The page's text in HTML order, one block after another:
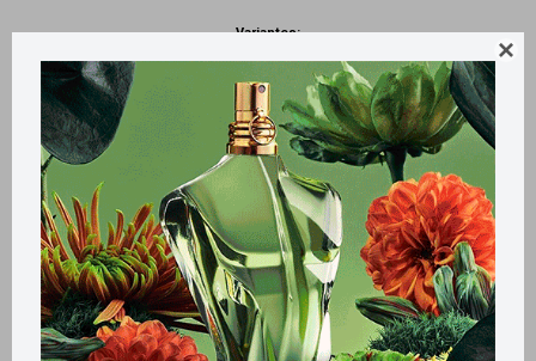

Variantes:
Métodos y costos de envío
Retiros gratuitos en tiendas
Productos que te pueden interesar